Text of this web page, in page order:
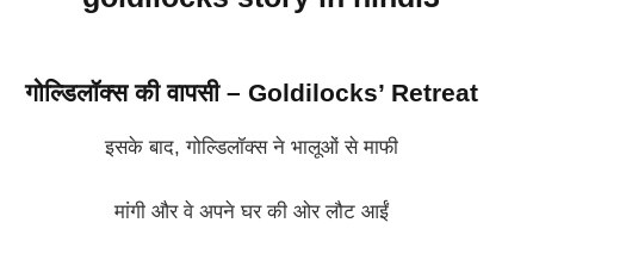
गोल्डिलॉक्स की वापसी – Goldilocks’ Retreat
इसके बाद, गोल्डिलॉक्स ने भालूओं से माफी
मांगी और वे अपने घर की ओर लौट आईं